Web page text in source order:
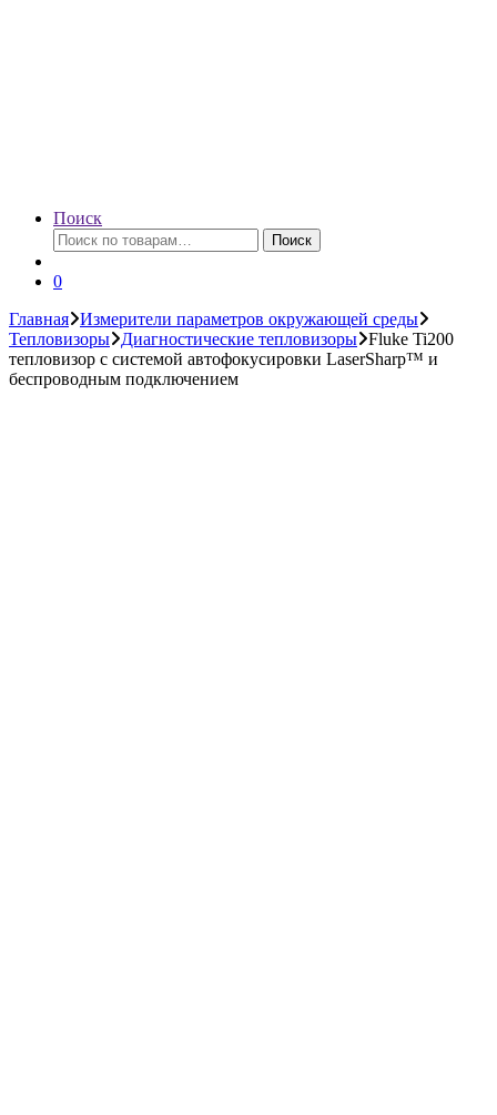
Поиск
Искать:
Поиск
0
Главная Измерители параметров окружающей среды
Тепловизоры
Диагностические тепловизоры Fluke Ti200
тепловизор с системой автофокусировки LaserSharp™ и
беспроводным подключением